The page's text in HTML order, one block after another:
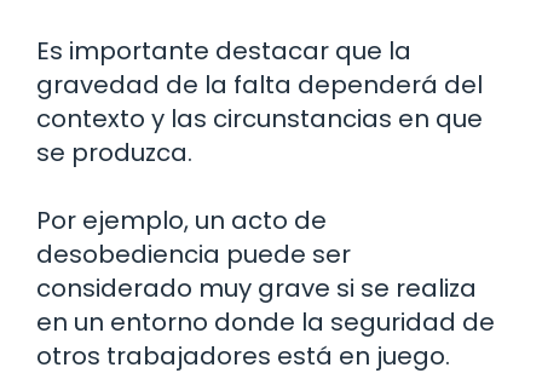
Es importante destacar que la
gravedad de la falta dependerá del
contexto y las circunstancias en que
se produzca.
Por ejemplo, un acto de
desobediencia puede ser
considerado muy grave si se realiza
en un entorno donde la seguridad de
otros trabajadores está en juego.